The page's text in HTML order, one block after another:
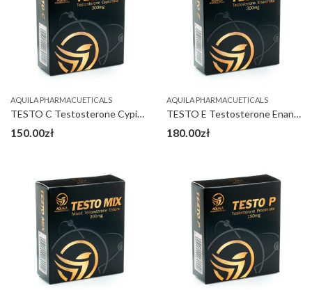
AQUILA PHARMACUETICALS
TESTO C Testosterone Cypionate 300 mg
150.00zł
AQUILA PHARMACUETICALS
TESTO E Testosterone Enanthate 300 mg
180.00zł